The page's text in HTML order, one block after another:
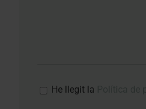
He llegit la